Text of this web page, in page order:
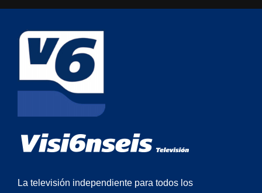
La televisión independiente para todos los